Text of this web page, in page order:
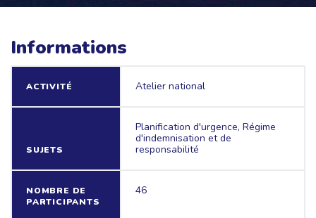
Informations
ACTIVITÉ Atelier national
SUJETS
Planification d'urgence, Régime
d'indemnisation et de
responsabilité
NOMBRE DE
PARTICIPANTS
46